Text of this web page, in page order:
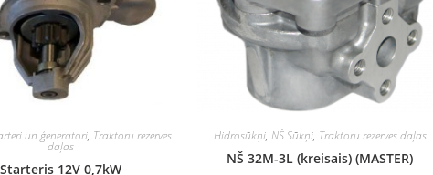
un ģeneratori, Traktoru rezerves
daļas
Starteris 12V 0,7kW
Hidrosūkņi, NŠ Sūkņi, Traktoru rezerves daļas
NŠ 32M-3L (kreisais) (MASTER)